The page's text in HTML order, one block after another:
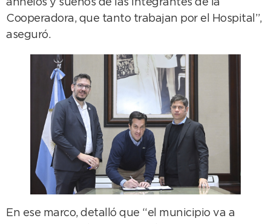
anhelos y sueños de las integrantes de la
Cooperadora, que tanto trabajan por el Hospital”,
aseguró.
En ese marco, detalló que “el municipio va a